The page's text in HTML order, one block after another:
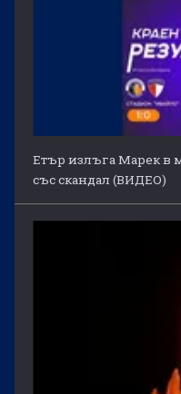
Етър излъга Марек в
със скандал (ВИДЕО)